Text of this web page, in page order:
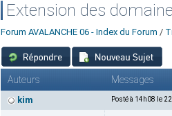
Extension des
Forum AVALANCHE 06 - Index du Forum /
Auteurs Messages
kim Posté à 14h08 le